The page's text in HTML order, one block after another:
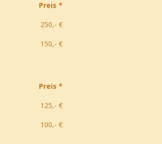
Preis *
250,- €
150,- €
Preis *
125,- €
100,- €